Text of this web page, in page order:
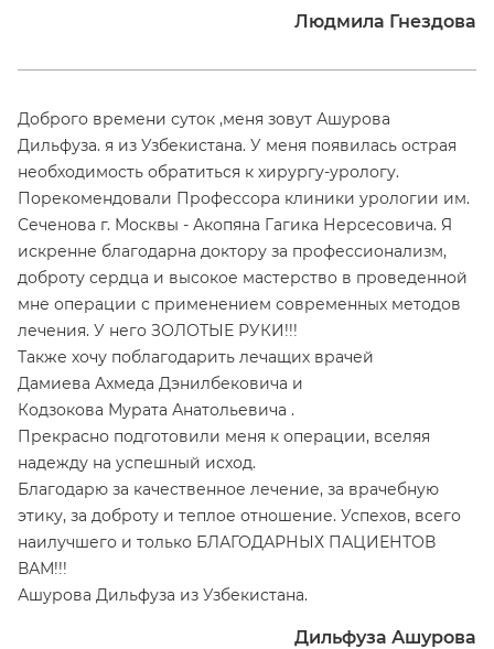
Людмила Гнездова
Доброго времени суток ,меня зовут Ашурова
Дильфуза. я из Узбекистана. У меня появилась острая
необходимость обратиться к хирургу-урологу.
Порекомендовали Профессора клиники урологии им.
Сеченова г. Москвы - Акопяна Гагика Нерсесовича. Я
искренне благодарна доктору за профессионализм,
доброту сердца и высокое мастерство в проведенной
мне операции с применением современных методов
лечения. У него ЗОЛОТЫЕ РУКИ!!!
Также хочу поблагодарить лечащих врачей
Дамиева Ахмеда Дэнилбековича и
Кодзокова Мурата Анатольевича .
Прекрасно подготовили меня к операции, вселяя
надежду на успешный исход.
Благодарю за качественное лечение, за врачебную
этику, за доброту и теплое отношение. Успехов, всего
наилучшего и только БЛАГОДАРНЫХ ПАЦИЕНТОВ
ВАМ!!!
Ашурова Дильфуза из Узбекистана.
Дильфуза Ашурова